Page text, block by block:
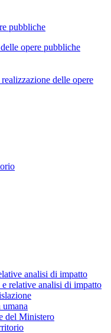
pubbliche
opere pubbliche
delle opere
analisi di impatto
relative analisi di impatto
umana
del Ministero